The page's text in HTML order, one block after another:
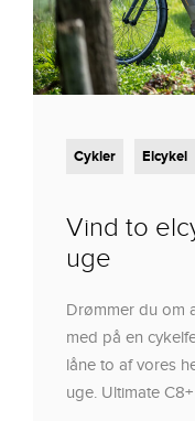
Cykler Elcykel
Vind to
uge
Drømmer du om
med på en
låne to af vores
uge. Ultimate